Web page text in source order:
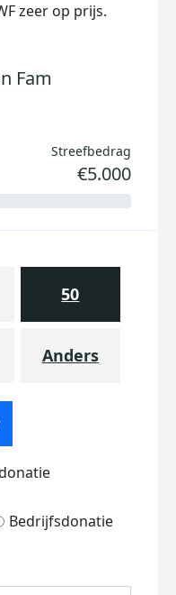
zeer op prijs.
Fam
Streefbedrag
€5.000
50
Anders
Bedrijfsdonatie